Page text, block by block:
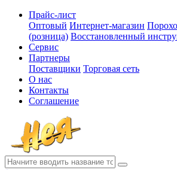
Прайс-лист
Оптовый Интернет-магазин
(розница) Восстановленный
Сервис
Партнеры
Поставщики Торговая сеть
О нас
Контакты
Соглашение